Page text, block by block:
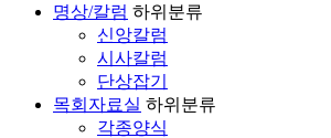
명상/칼럼 하위분류
신앙칼럼
시사칼럼
단상잡기
목회자료실 하위분류
각종양식